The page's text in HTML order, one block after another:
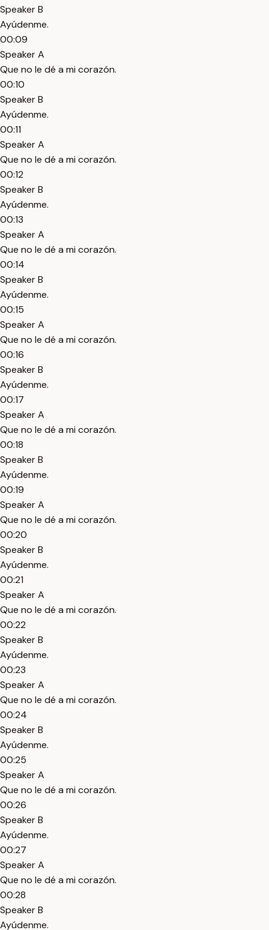
Speaker B
Ayúdenme.
00:09
Speaker A
Que no le dé a mi corazón.
00:10
Speaker B
Ayúdenme.
00:11
Speaker A
Que no le dé a mi corazón.
00:12
Speaker B
Ayúdenme.
00:13
Speaker A
Que no le dé a mi corazón.
00:14
Speaker B
Ayúdenme.
00:15
Speaker A
Que no le dé a mi corazón.
00:16
Speaker B
Ayúdenme.
00:17
Speaker A
Que no le dé a mi corazón.
00:18
Speaker B
Ayúdenme.
00:19
Speaker A
Que no le dé a mi corazón.
00:20
Speaker B
Ayúdenme.
00:21
Speaker A
Que no le dé a mi corazón.
00:22
Speaker B
Ayúdenme.
00:23
Speaker A
Que no le dé a mi corazón.
00:24
Speaker B
Ayúdenme.
00:25
Speaker A
Que no le dé a mi corazón.
00:26
Speaker B
Ayúdenme.
00:27
Speaker A
Que no le dé a mi corazón.
00:28
Speaker B
Ayúdenme.